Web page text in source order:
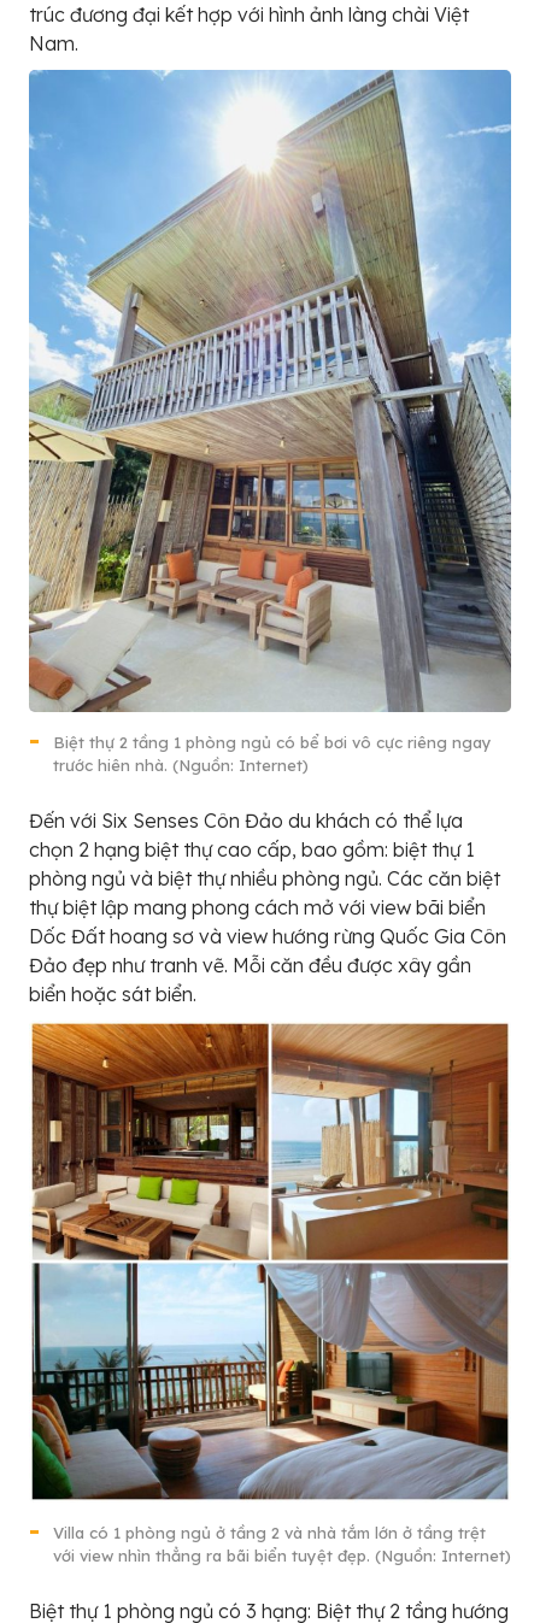
trúc đương đại kết hợp với hình ảnh làng chài Việt
Nam.
Biệt thự 2 tầng 1 phòng ngủ có bể bơi vô cực riêng ngay
trước hiên nhà. (Nguồn: Internet)
Đến với Six Senses Côn Đảo du khách có thể lựa
chọn 2 hạng biệt thự cao cấp, bao gồm: biệt thự 1
phòng ngủ và biệt thự nhiều phòng ngủ. Các căn biệt
thự biệt lập mang phong cách mở với view bãi biển
Dốc Đất hoang sơ và view hướng rừng Quốc Gia Côn
Đảo đẹp như tranh vẽ. Mỗi căn đều được xây gần
biển hoặc sát biển.
Villa có 1 phòng ngủ ở tầng 2 và nhà tắm lớn ở tầng trệt
với view nhìn thẳng ra bãi biển tuyệt đẹp. (Nguồn: Internet)
Biệt thự 1 phòng ngủ có 3 hạng: Biệt thự 2 tầng hướng